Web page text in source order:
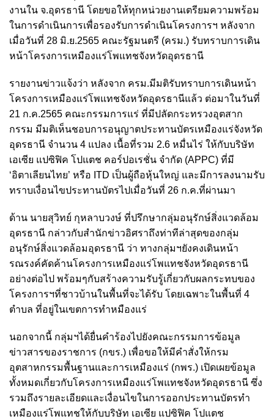
งานใน จ.อุดรธานี โดยขอให้ทุกหน่วยงานเตรียมความพร้อม
ในการดำเนินการเพื่อรองรับการดำเนินโครงการฯ หลังจาก
เมื่อวันที่ 28 มิ.ย.2565 คณะรัฐมนตรี (ครม.) รับทราบการเดิน
หน้าโครงการเหมืองแร่โพแทชจังหวัดอุดรธานี
รายงานข่าวแจ้งว่า หลังจาก ครม.มีมติรับทราบการเดินหน้า
โครงการเหมืองแร่โพแทชจังหวัดอุดรธานีแล้ว ต่อมาในวันที่
21 ก.ค.2565 คณะกรรมการแร่ ที่มีปลัดกระทรวงอุตสาก
กรรม มีมติเห็นชอบการอนุญาตประทานบัตรเหมืองแร่จังหวัด
อุดรธานี จำนวน 4 แปลง เนื้อที่รวม 2.6 หมื่นไร่ ให้กับบริษัท
เอเซีย แปซิฟิค โปแตช คอร์ปอเรชั่น จำกัด (APPC) ที่มี
‘อิตาเลียนไทย’ หรือ ITD เป็นผู้ถือหุ้นใหญ่ และมีการลงนามรับ
ทราบเงื่อนไขประทานบัตรไปเมื่อวันที่ 26 ก.ค.ที่ผ่านมา
ด้าน นายสุวิทย์ กุหลาบวงษ์ ที่ปรึกษากลุ่มอนุรักษ์สิ่งแวดล้อม
อุดรธานี กล่าวกับสำนักข่าวอิศราถึงท่าทีล่าสุดของกลุ่ม
อนุรักษ์สิ่งแวดล้อมอุดรธานี ว่า ทางกลุ่มฯยังคงเดินหน้า
รณรงค์คัดค้านโครงการเหมืองแร่โพแทชจังหวัดอุดรธานี
อย่างต่อไป พร้อมๆกับสร้างความรับรู้เกี่ยวกับผลกระทบของ
โครงการฯที่ชาวบ้านในพื้นที่จะได้รับ โดยเฉพาะในพื้นที่ 4
ตำบล ที่อยู่ในเขตการทำหมืองแร่
นอกจากนี้ กลุ่มฯได้ยื่นคำร้องไปยังคณะกรรมการข้อมูล
ข่าวสารของราชการ (กขร.) เพื่อขอให้มีคำสั่งให้กรม
อุตสาหกรรมพื้นฐานและการเหมืองแร่ (กพร.) เปิดเผยข้อมูล
ทั้งหมดเกี่ยวกับโครงการเหมืองแร่โพแทชจังหวัดอุดรธานี ซึ่ง
รวมถึงรายละเอียดและเงื่อนไขในการออกประทานบัตรทำ
เหมืองแร่โพแทชให้กับบริษัท เอเซีย แปซิฟิค โปแตช